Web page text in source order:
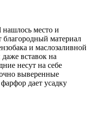
место и
благородный материал
и маслозаливной
вставок на
несут на себе
выверенные
дает усадку